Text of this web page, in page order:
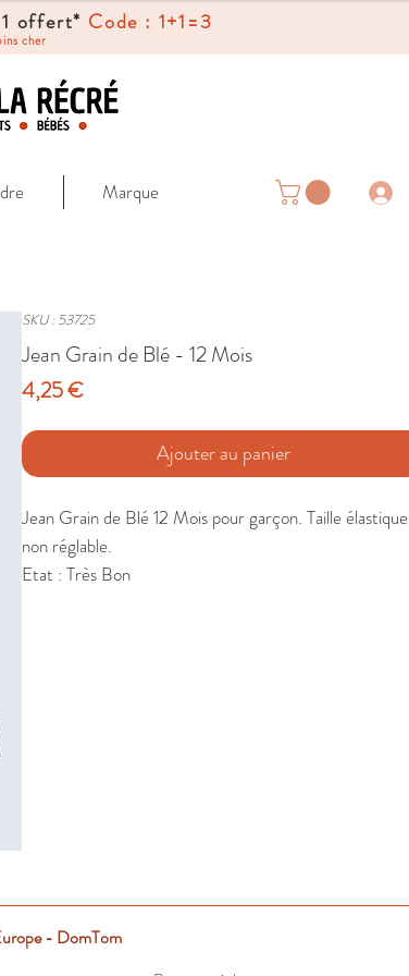
offert* Code : 1+1=3
cher
Marque
SKU : 53725
Jean Grain de Blé - 12 Mois
4,25 €Prix
Ajouter au panier
Jean Grain de Blé 12 Mois pour garçon. Taille élastique
non réglable.
Etat : Très Bon
- DomTom